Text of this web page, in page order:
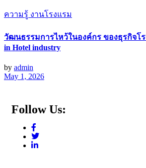
ความรู้ งานโรงแรม
วัฒนธรรมการไหว้ในองค์กร ของธุรกิจโร
in Hotel industry
by admin
May 1, 2026
Follow Us: